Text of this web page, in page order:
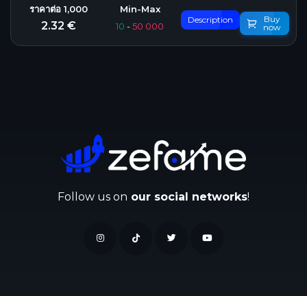
2.32 € 10 -50 000
Description
Buy
now
Follow us on our social networks!